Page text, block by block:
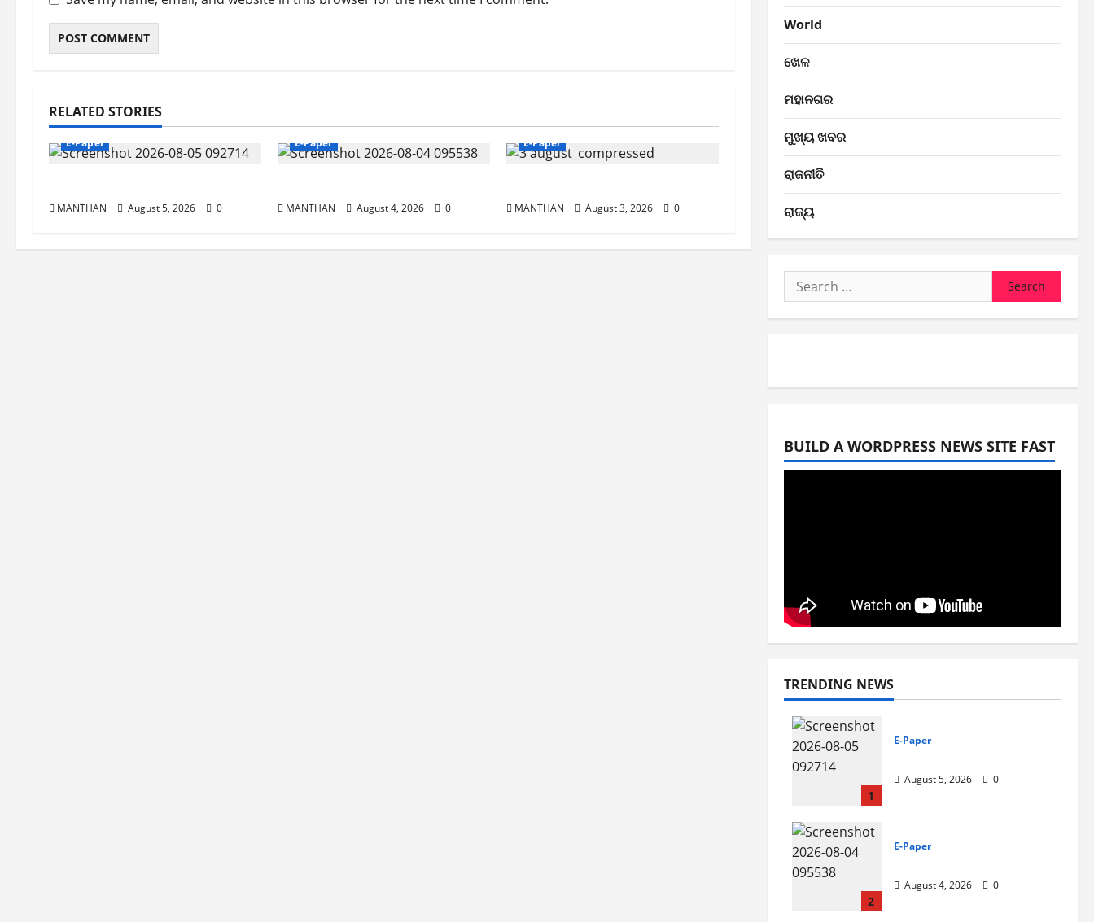
RELATED STORIES
E-Paper
MANTHAN August 5, 2026 0
E-Paper
MANTHAN August 4, 2026 0
E-Paper
MANTHAN August 3, 2026 0
World
ଖେଳ
ମହାନଗର
ମୁଖ୍ୟ ଖବର
ରାଜନୀତି
ରାଜ୍ୟ
Search
for:
BUILD A WORDPRESS NEWS SITE FAST
TRENDING NEWS
1
E-Paper
August 5, 2026 0
2
E-Paper
August 4, 2026 0